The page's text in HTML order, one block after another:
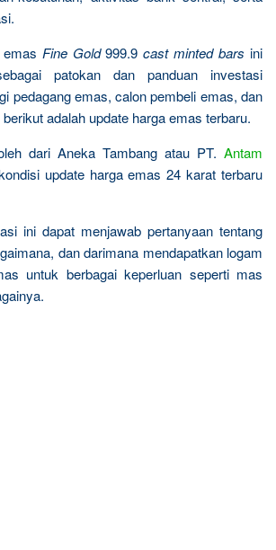
Fine Gold999.9cast minted barsini
patokan dan panduan investasi
pedagang emas, calon pembeli emas, dan
adalah update harga emas terbaru.
dari Aneka Tambang atau PT. Antam
update harga emas 24 karat terbaru
ini dapat menjawab pertanyaan tentang
dan darimana mendapatkan logam
untuk berbagai keperluan seperti mas